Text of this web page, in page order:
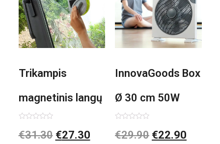
Trikampis
magnetinis langų
valiklis Klinmag
0
iš
€31.30 €27.30
InnovaGoods Box
Ø 30 cm 50W
Baltai pilkas
0
iš
€29.90 €22.90